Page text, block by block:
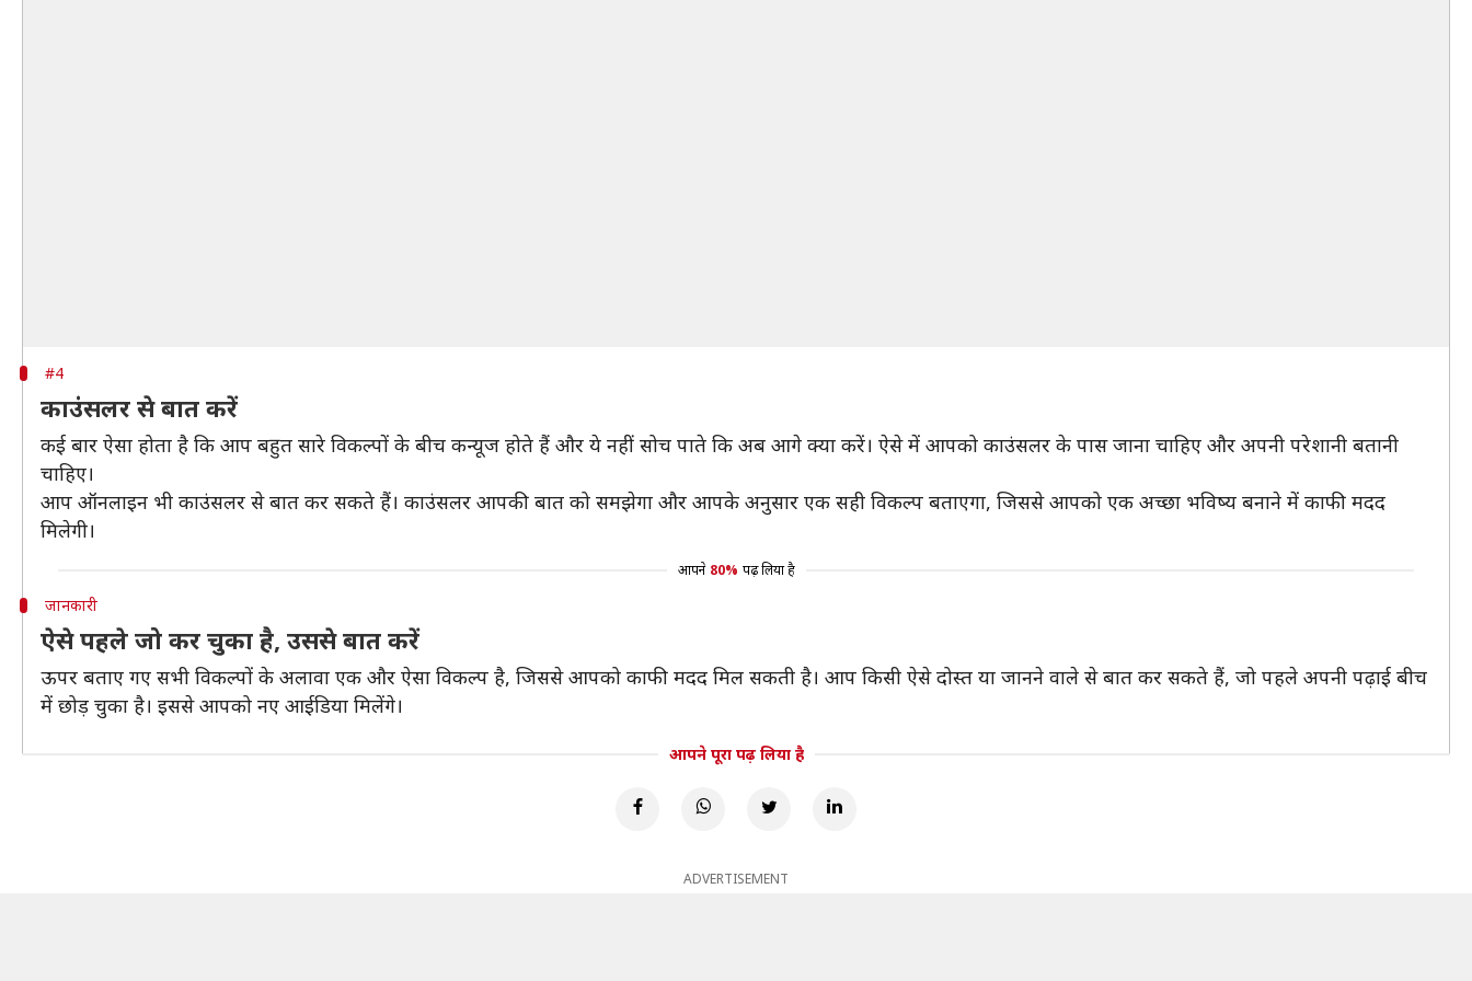
#4
काउंसलर से बात करें
कई बार ऐसा होता है कि आप बहुत सारे विकल्पों के बीच कन्यूज होते हैं और ये नहीं सोच पाते कि अब आगे क्या करें। ऐसे में आपको काउंसलर के पास जाना चाहिए और अपनी परेशानी बतानी
चाहिए।
आप ऑनलाइन भी काउंसलर से बात कर सकते हैं। काउंसलर आपकी बात को समझेगा और आपके अनुसार एक सही विकल्प बताएगा, जिससे आपको एक अच्छा भविष्य बनाने में काफी मदद
मिलेगी।
आपने 80% पढ़ लिया है
जानकारी
ऐसे पहले जो कर चुका है, उससे बात करें
ऊपर बताए गए सभी विकल्पों के अलावा एक और ऐसा विकल्प है, जिससे आपको काफी मदद मिल सकती है। आप किसी ऐसे दोस्त या जानने वाले से बात कर सकते हैं, जो पहले अपनी पढ़ाई बीच
में छोड़ चुका है। इससे आपको नए आईडिया मिलेंगे।
आपने पूरा पढ़ लिया है
ADVERTISEMENT